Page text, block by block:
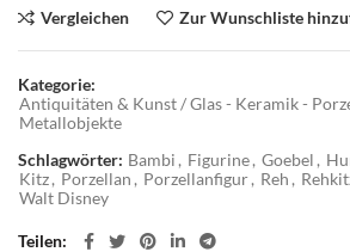
Vergleichen Zur Wunschliste
Kategorie:
Antiquitäten & Kunst / Glas - Keramik -
Metallobjekte
Schlagwörter: Bambi , Figurine, Goebel ,
Kitz, Porzellan , Porzellanfigur, Reh ,
Walt Disney
Teilen